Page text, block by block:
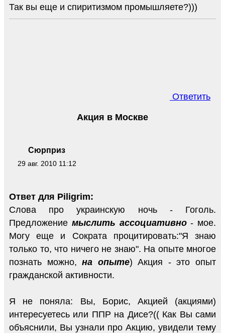
Так вы еще и спиритизмом промышляете?)))
Ответить
Сюрприз
29 авг. 2010 11:12
Акция в Москве
Ответ для Piligrim:
Слова про украинскую ночь - Гоголь.
Предложение мыслить ассоциативно- мое.
Могу еще и Сократа процитировать:"Я знаю
только то, что ничего не знаю". На опыте многое
познать можно,на опыте) Акция - это опыт
гражданской активности.
Я не поняла: Вы, Борис, Акцией (акциями)
интересуетесь или ППР на Дисе?(( Как Вы сами
объяснили, Вы узнали про Акцию, увидели тему